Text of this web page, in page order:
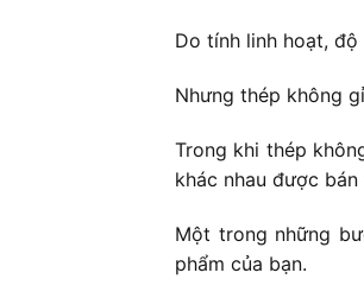
Do tính linh hoạt,
Nhưng thép không
Trong khi thép
khác nhau được
Một trong những
phẩm của bạn.